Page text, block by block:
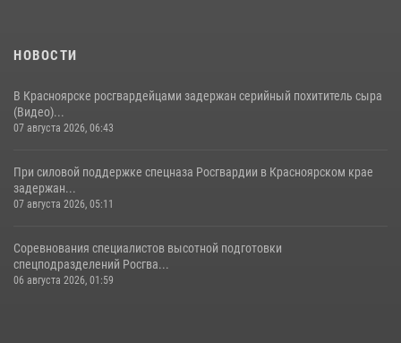
НОВОСТИ
В Красноярске росгвардейцами задержан серийный похититель сыра
(Видео)...
07 августа 2026, 06:43
При силовой поддержке спецназа Росгвардии в Красноярском крае
задержан...
07 августа 2026, 05:11
Соревнования специалистов высотной подготовки
спецподразделений Росгва...
06 августа 2026, 01:59